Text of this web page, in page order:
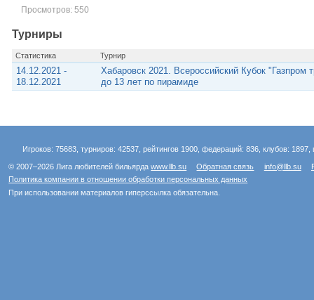
Просмотров: 550
Турниры
Статистика Турнир
14.12.2021 -
18.12.2021
Хабаровск 2021. Всероссийский Кубок "Газпром
до 13 лет по пирамиде
Игроков: 75683, турниров: 42537, рейтингов 1900, федераций: 836, клубов:
© 2007–2026 Лига любителей бильярдаwww.llb.su Обратная связь info@llb.su
Политика компании в отношении обработки персональных данных
При использовании материалов гиперссылка обязательна.